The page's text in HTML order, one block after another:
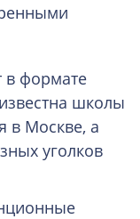
в формате
школы
в Москве, а
уголков